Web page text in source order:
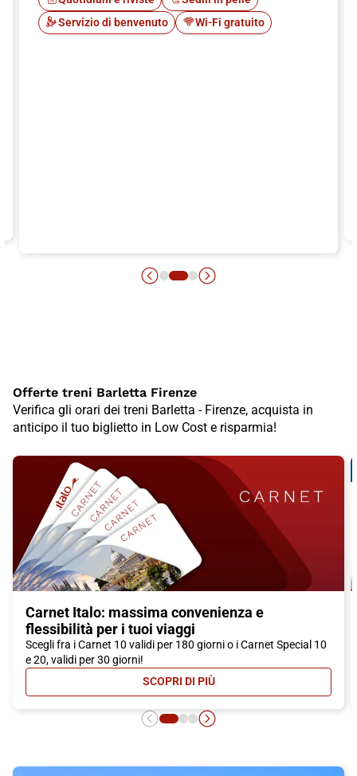
Servizio di benvenuto
Wi-Fi gratuito
Offerte treni Barletta Firenze
Verifica gli orari dei treni Barletta - Firenze, acquista in
anticipo il tuo biglietto in Low Cost e risparmia!
Carnet Italo: massima convenienza e
flessibilità per i tuoi viaggi
Scegli fra i Carnet 10 validi per 180 giorni o i Carnet Special 10
e 20, validi per 30 giorni!
SCOPRI DI PIÙ- CARNET ITALO: MASSIMA